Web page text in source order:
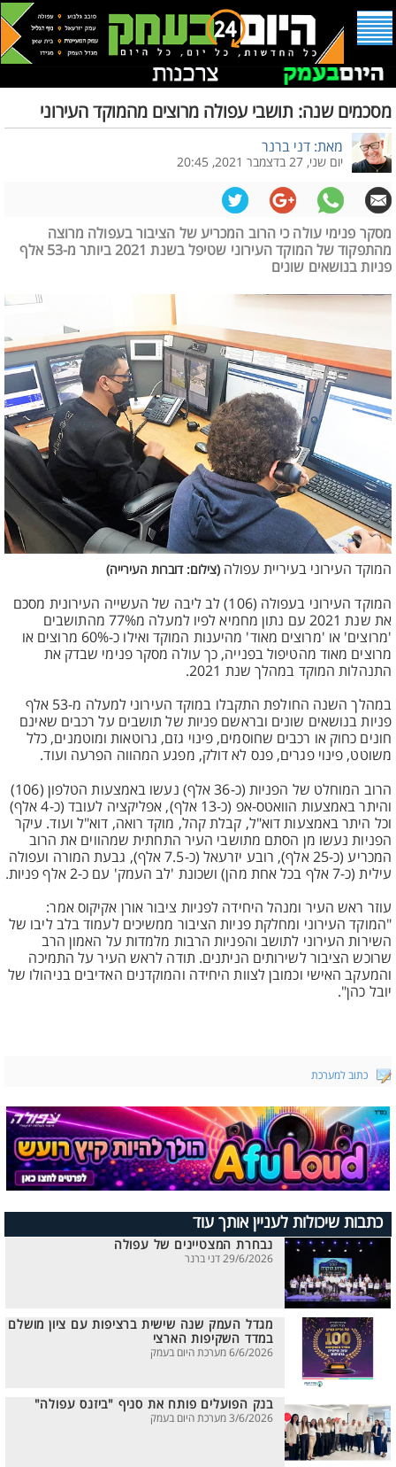
מסכמים שנה: תושבי עפולה מרוצים מהמוקד העירוני
מאת: דני ברנר
יום שני, 27 בדצמבר 2021, 20:45
מסקר פנימי עולה כי הרוב המכריע של הציבור בעפולה מרוצה
מהתפקוד של המוקד העירוני שטיפל בשנת 2021 ביותר מ-53 אלף
פניות בנושאים שונים
המוקד העירוני בעיריית עפולה (צילום: דוברות העירייה)
המוקד העירוני בעפולה (106) לב ליבה של העשייה העירונית מסכם
את שנת 2021 עם נתון מחמיא לפיו למעלה מ77% מהתושבים
'מרוצים' או 'מרוצים מאוד' מהיענות המוקד ואילו כ-60% מרוצים או
מרוצים מאוד מהטיפול בפנייה, כך עולה מסקר פנימי שבדק את
התנהלות המוקד במהלך שנת 2021.
במהלך השנה החולפת התקבלו במוקד העירוני למעלה מ-53 אלף
פניות בנושאים שונים ובראשם פניות של תושבים על רכבים שאינם
חונים כחוק או רכבים שחוסמים, פינוי גזם, גרוטאות ומוטמנים, כלל
משוטט, פינוי פגרים, פנס לא דולק, מפגע המהווה הפרעה ועוד.
הרוב המוחלט של הפניות (כ-36 אלף) נעשו באמצעות הטלפון (106)
והיתר באמצעות הוואטס-אפ (כ-13 אלף), אפליקציה לעובד (כ-4 אלף)
וכל היתר באמצעות דוא"ל, קבלת קהל, מוקד רואה, דוא"ל ועוד. עיקר
הפניות נעשו מן הסתם מתושבי העיר התחתית שמהווים את הרוב
המכריע (כ-25 אלף), רובע יזרעאל (כ-7.5 אלף), גבעת המורה ועפולה
עילית (כ-7 אלף בכל אחת מהן) ושכונת 'לב העמק' עם כ-2 אלף פניות.
עוזר ראש העיר ומנהל היחידה לפניות ציבור אורן אקיקוס אמר:
"המוקד העירוני ומחלקת פניות הציבור ממשיכים לעמוד בלב ליבו של
השירות העירוני לתושב והפניות הרבות מלמדות על האמון הרב
שרוכש הציבור לשירותים הניתנים. תודה לראש העיר על התמיכה
והמעקב האישי וכמובן לצוות היחידה והמוקדנים האדיבים בניהולו של
יובל כהן".
כתוב למערכת
כתבות שיכולות לעניין אותך עוד
נבחרת המצטיינים של עפולה
29/6/2026 דני ברנר
מגדל העמק שנה שישית ברציפות עם ציון מושלם
במדד השקיפות הארצי
6/6/2026 מערכת היום בעמק
בנק הפועלים פותח את סניף "ביזנס עפולה"
3/6/2026 מערכת היום בעמק